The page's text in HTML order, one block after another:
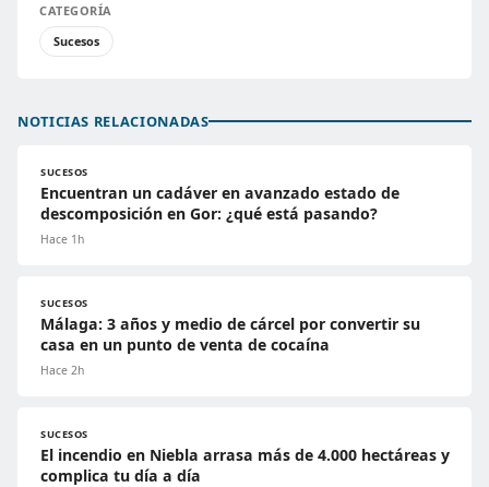
CATEGORÍA
Sucesos
NOTICIAS RELACIONADAS
SUCESOS
Encuentran un cadáver en avanzado estado de
descomposición en Gor: ¿qué está pasando?
Hace 1h
SUCESOS
Málaga: 3 años y medio de cárcel por convertir su
casa en un punto de venta de cocaína
Hace 2h
SUCESOS
El incendio en Niebla arrasa más de 4.000 hectáreas y
complica tu día a día